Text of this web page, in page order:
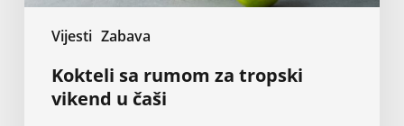
Vijesti Zabava
Kokteli sa rumom za tropski
vikend u čaši